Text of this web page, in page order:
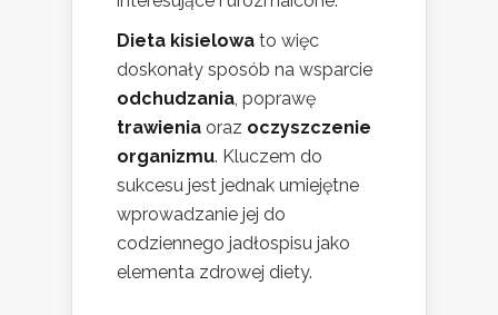
Dieta kisielowa to więc
doskonały sposób na wsparcie
odchudzania, poprawę
trawienia oraz oczyszczenie
organizmu. Kluczem do
sukcesu jest jednak umiejętne
wprowadzanie jej do
codziennego jadłospisu jako
elementa zdrowej diety.